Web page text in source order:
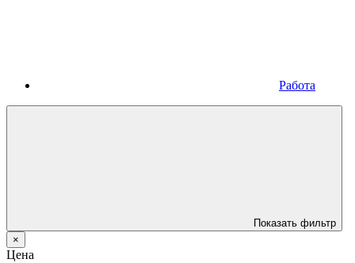
Работа
Показать фильтр
×
Цена